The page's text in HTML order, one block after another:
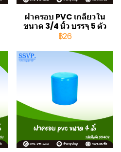
ฝาครอบ PVC เกลียวใน
ขนาด 3/4 นิ้ว บรรจุ 5 ตัว
฿26